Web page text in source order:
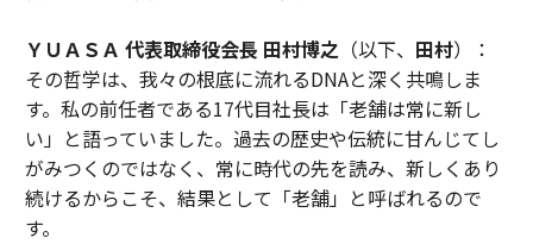
ＹＵＡＳＡ 代表取締役会長 田村博之（以下、 田村）：
その哲学は、我々の根底に流れるDNAと深く共鳴しま
す。私の前任者である17代目社長は「老舗は常に新し
い」と語っていました。過去の歴史や伝統に甘んじてし
がみつくのではなく、常に時代の先を読み、新しくあり
続けるからこそ、結果として「老舗」と呼ばれるので
す。